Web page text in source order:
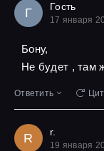
Г Гость
17 января
Бону,
Не будет , там
Ответить
R r.
19 января